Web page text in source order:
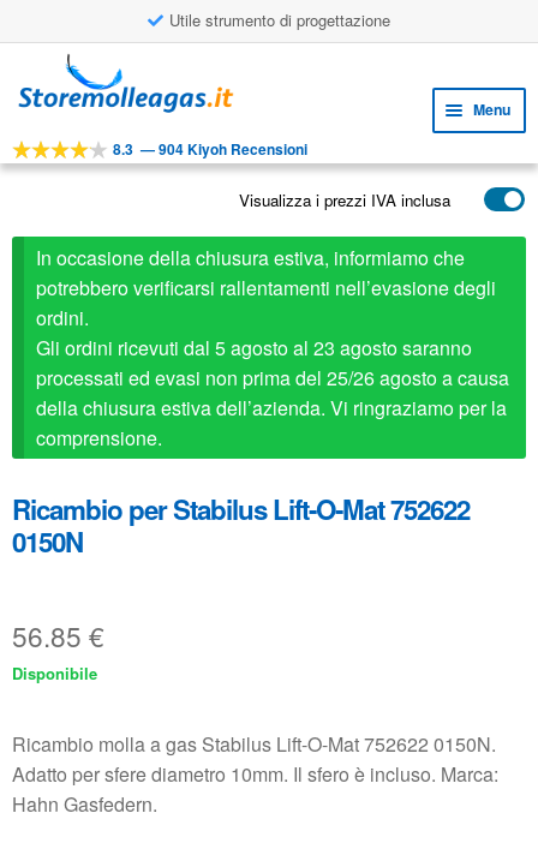
Utile strumento di progettazione
alla
al
Menu
STRUMENTI
il
menu
child
child
APPLICAZIONI
SERVIZIO CLIENTI
child
FAQ
8.3 —904 Kiyoh Recensioni
Visualizza i prezzi IVA inclusa
In occasione della chiusura estiva, informiamo che
potrebbero verificarsi rallentamenti nell’evasione degli
ordini.
Gli ordini ricevuti dal 5 agosto al 23 agosto saranno
processati ed evasi non prima del 25/26 agosto a causa
della chiusura estiva dell’azienda. Vi ringraziamo per la
comprensione.
Ricambio per Stabilus Lift-O-Mat 752622
0150N
56.85 €
Disponibile
Ricambio molla a gas Stabilus Lift-O-Mat 752622 0150N.
Adatto per sfere diametro 10mm. Il sfero è incluso. Marca:
Hahn Gasfedern.